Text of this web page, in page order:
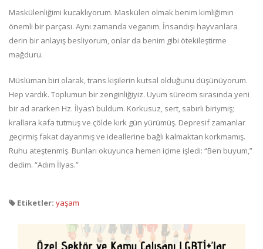
Maskülenliğimi kucaklıyorum. Maskülen olmak benim kimliğimin
önemli bir parçası. Aynı zamanda veganım. İnsandışı hayvanlara
derin bir anlayış besliyorum, onlar da benim gibi ötekileştirme
mağduru.
Müslüman biri olarak, trans kişilerin kutsal olduğunu düşünüyorum.
Hep vardık. Toplumun bir zenginliğiyiz. Uyum sürecim sırasında yeni
bir ad ararken Hz. İlyas’ı buldum. Korkusuz, sert, sabırlı biriymiş;
krallara kafa tutmuş ve çölde kırk gün yürümüş. Depresif zamanlar
geçirmiş fakat dayanmış ve ideallerine bağlı kalmaktan korkmamış.
Ruhu ateştenmiş. Bunları okuyunca hemen içime işledi: “Ben buyum,”
dedim. “Adım İlyas.”
Etiketler: yaşam